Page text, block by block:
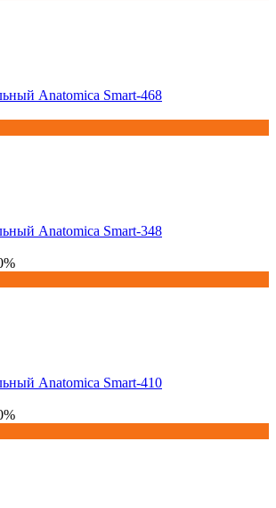
Anatomica Smart-468
Anatomica Smart-348
Anatomica Smart-410